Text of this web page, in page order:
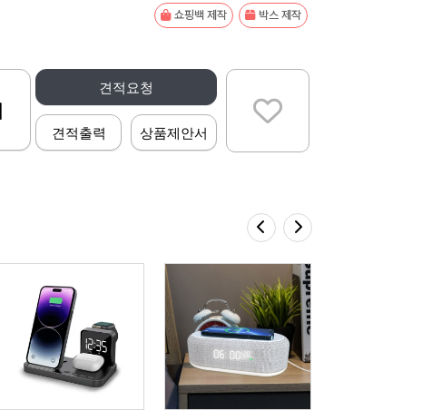
쇼핑백 제작 박스 제작
견적요청
견적출력 상품제안서